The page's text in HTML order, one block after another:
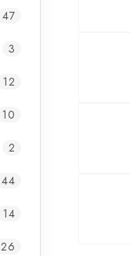
47
3
12
10
2
44
14
26